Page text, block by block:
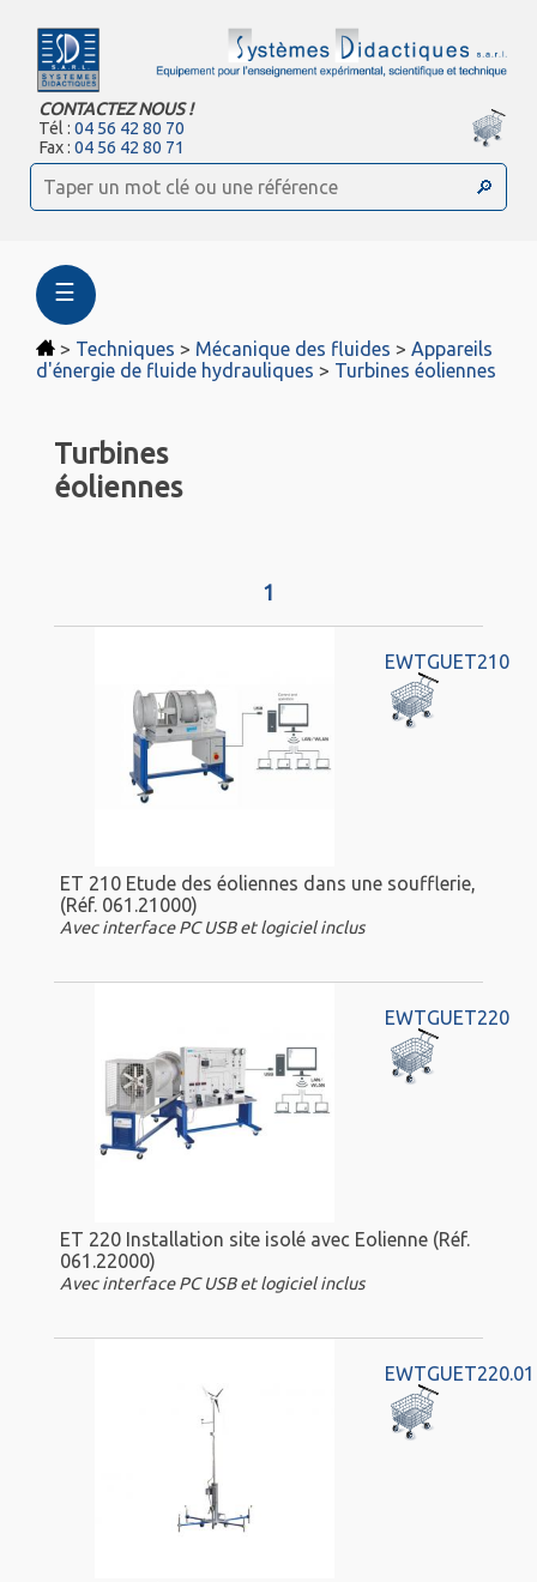
CONTACTEZ NOUS !
Tél :04 56 42 80 70
Fax :04 56 42 80 71
☰
> Techniques > Mécanique des fluides > Appareils
d'énergie de fluide hydrauliques > Turbines éoliennes
Turbines
éoliennes
1
EWTGUET210
ET 210 Etude des éoliennes dans une soufflerie,
(Réf. 061.21000)
Avec interface PC USB et logiciel inclus
EWTGUET220
ET 220 Installation site isolé avec Eolienne (Réf.
061.22000)
Avec interface PC USB et logiciel inclus
EWTGUET220.01